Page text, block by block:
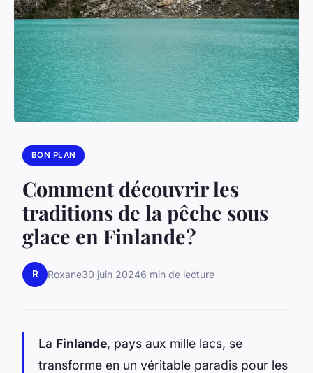
BON PLAN
Comment découvrir les
traditions de la pêche sous
glace en Finlande?
R Roxane30 juin 20246 min de lecture
La Finlande, pays aux mille lacs, se
transforme en un véritable paradis pour les